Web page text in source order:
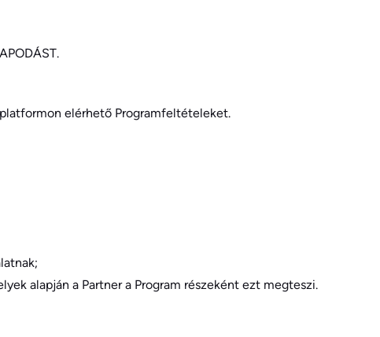
elérhető Programfeltételeket.
alapján a Partner a Program részeként ezt megteszi.